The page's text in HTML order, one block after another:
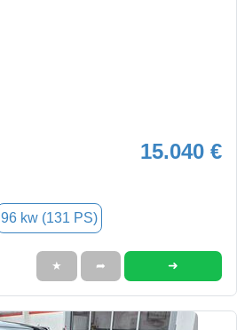
15.040 €
96 kw (131 PS)
★ ➦ ➜